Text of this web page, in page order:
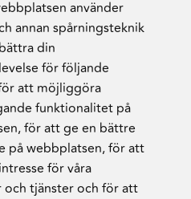
använder
annan spårningsteknik
din
för följande
att möjliggöra
funktionalitet på
,för att ge en bättre
på webbplatsen,för att
för våra
tjänster och för att